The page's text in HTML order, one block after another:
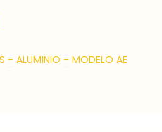
- ALUMINIO - MODELO AE